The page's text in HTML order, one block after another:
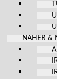
NAHER &